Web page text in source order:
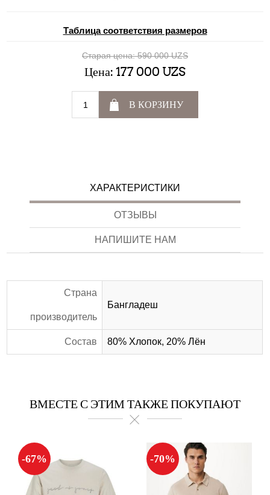
Таблица соответствия размеров
Старая цена: 590 000 UZS
Цена: 177 000 UZS
В КОРЗИНУ
ХАРАКТЕРИСТИКИ
ОТЗЫВЫ
НАПИШИТЕ НАМ
Страна
производитель
Бангладеш
Состав 80% Хлопок, 20% Лён
ВМЕСТЕ С ЭТИМ ТАКЖЕ ПОКУПАЮТ
-67% -70%